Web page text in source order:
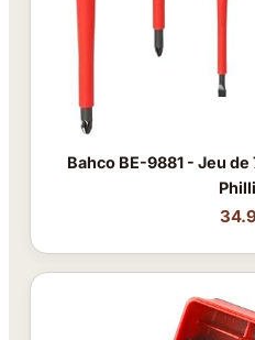
Bahco BE-9881 - Jeu